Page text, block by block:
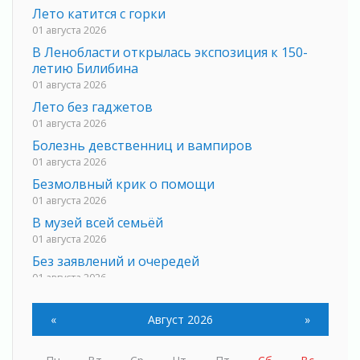
Лето катится с горки
01 августа 2026
В Ленобласти открылась экспозиция к 150-
летию Билибина
01 августа 2026
Лето без гаджетов
01 августа 2026
Болезнь девственниц и вампиров
01 августа 2026
Безмолвный крик о помощи
01 августа 2026
В музей всей семьёй
01 августа 2026
Без заявлений и очередей
01 августа 2026
Не женское это дело...уверены?
01 августа 2026
Все силы в кулак
01 августа 2026
« Август 2026 »